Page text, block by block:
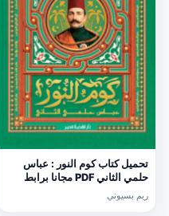
تحميل كتاب كوم النور : عباس
حلمي الثاني PDF مجانا برابط
ريم بسيوني